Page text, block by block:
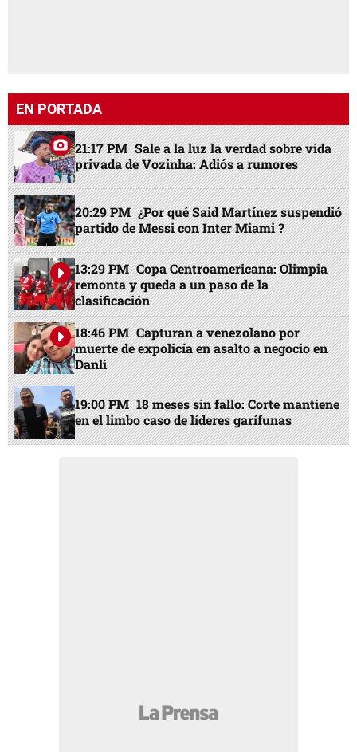
EN PORTADA
21:17 PM Sale a la luz la verdad sobre vida
privada de Vozinha: Adiós a rumores
20:29 PM ¿Por qué Said Martínez suspendió
partido de Messi con Inter Miami ?
13:29 PM Copa Centroamericana: Olimpia
remonta y queda a un paso de la
clasificación
18:46 PM Capturan a venezolano por
muerte de expolicía en asalto a negocio en
Danlí
19:00 PM 18 meses sin fallo: Corte mantiene
en el limbo caso de líderes garífunas